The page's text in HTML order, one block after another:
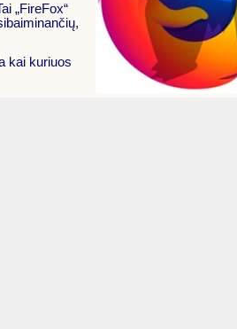
„FireFox“
kai kuriuos